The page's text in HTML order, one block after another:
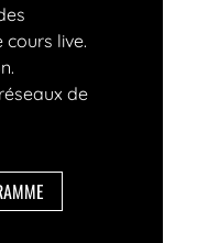
cours live.
de